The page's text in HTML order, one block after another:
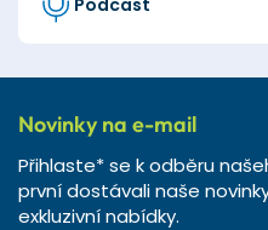
Novinky na e-mail
Přihlaste* se k odběru
první dostávali naše
exkluzivní nabídky.